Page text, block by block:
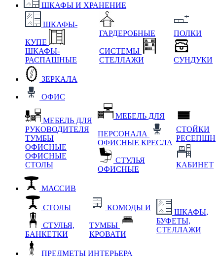
ШКАФЫ И ХРАНЕНИЕ
ШКАФЫ-
КУПЕ
ШКАФЫ-
РАСПАШНЫЕ
ГАРДЕРОБНЫЕ
СИСТЕМЫ
СТЕЛЛАЖИ
ПОЛКИ
СУНДУКИ
ЗЕРКАЛА
ОФИС
МЕБЕЛЬ ДЛЯ
РУКОВОДИТЕЛЯ
ТУМБЫ
ОФИСНЫЕ
ОФИСНЫЕ
СТОЛЫ
МЕБЕЛЬ ДЛЯ
ПЕРСОНАЛА
ОФИСНЫЕ КРЕСЛА
СТУЛЬЯ
ОФИСНЫЕ
СТОЙКИ
РЕСЕПШН
КАБИНЕТ
МАССИВ
СТОЛЫ
СТУЛЬЯ,
БАНКЕТКИ
КОМОДЫ И
ТУМБЫ
КРОВАТИ
ШКАФЫ,
БУФЕТЫ,
СТЕЛЛАЖИ
ПРЕДМЕТЫ ИНТЕРЬЕРА